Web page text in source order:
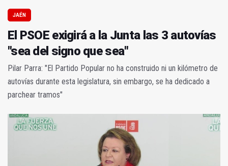
JAÉN
El PSOE exigirá a la Junta las 3 autovías
"sea del signo que sea"
Pilar Parra: "El Partido Popular no ha construido ni un kilómetro de
autovías durante esta legislatura, sin embargo, se ha dedicado a
parchear tramos"